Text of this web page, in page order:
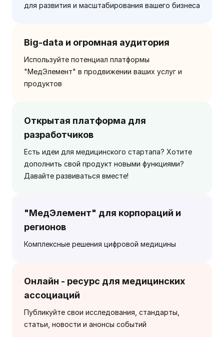
для развития и масштабирования вашего бизнеса
Big-data и огромная аудитория
Используйте потенциал платформы
"МедЭлемент" в продвижении ваших услуг и
продуктов
Открытая платформа для
разработчиков
Есть идеи для медицинского стартапа? Хотите
дополнить свой продукт новыми функциями?
Давайте развиваться вместе!
"МедЭлемент" для корпораций и
регионов
Комплексные решения цифровой медицины
Онлайн - ресурс для медицинских
ассоциаций
Публикуйте свои исследования, стандарты,
статьи, новости и анонсы событий